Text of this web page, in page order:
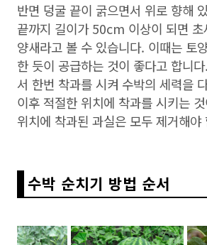
반면 덩굴 끝이 굵으면서 위로 향해
끝까지 길이가 50cm 이상이 되면
양새라고 볼 수 있습니다. 이때는 토
한 듯이 공급하는 것이 좋다고 합니
서 한번 착과를 시켜 수박의 세력을
이후 적절한 위치에 착과를 시키는
위치에 착과된 과실은 모두 제거해야
수박 순치기 방법 순서